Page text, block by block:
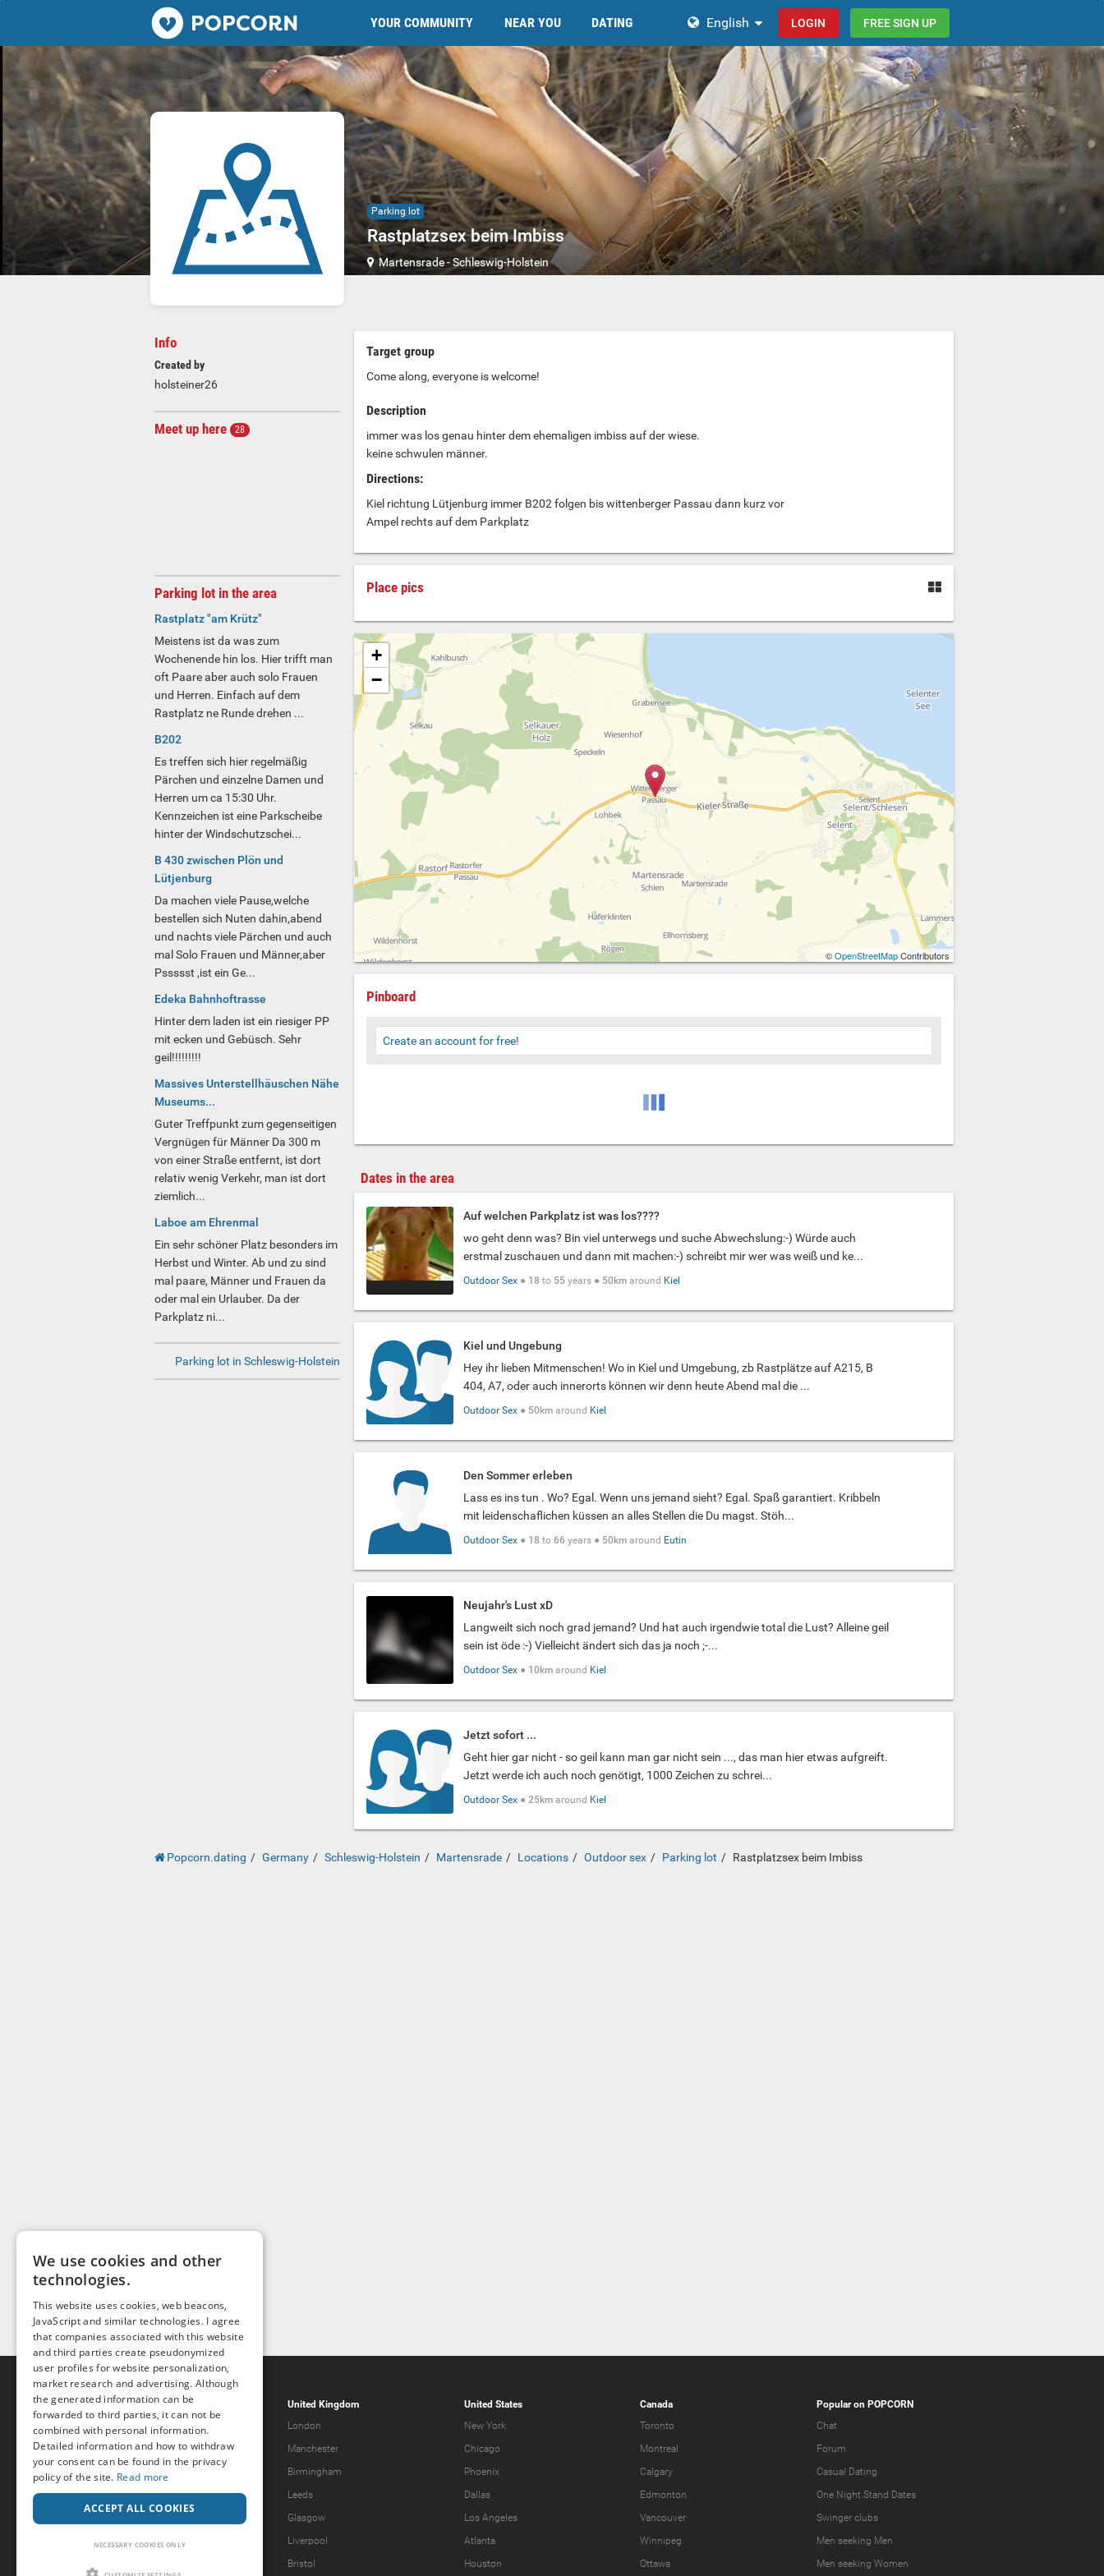
Popcorn.dating YOUR COMMUNITY NEAR YOU DATING English LOGIN FREE SIGN UP
Parking lot
Rastplatzsex beim Imbiss
Martensrade-Schleswig-Holstein
Info
Created by
holsteiner26
Meet up here 28
Target group
Come along, everyone is welcome!
Description
immer was los genau hinter dem ehemaligen imbiss auf der wiese.
keine schwulen männer.
Directions:
Kiel richtung Lütjenburg immer B202 folgen bis wittenberger Passau dann kurz vor
Ampel rechts auf dem Parkplatz
Place pics
+
−
©OpenStreetMapContributors
Pinboard
Create an account for free!
Dates in the area
Auf welchen Parkplatz ist was los????
wo geht denn was? Bin viel unterwegs und suche Abwechslung:-) Würde auch
erstmal zuschauen und dann mit machen:-) schreibt mir wer was weiß und ke...
Outdoor Sex ● 18 to 55 years ● 50km around Kiel
Kiel und Ungebung
Hey ihr lieben Mitmenschen! Wo in Kiel und Umgebung, zb Rastplätze auf A215, B
404, A7, oder auch innerorts können wir denn heute Abend mal die ...
Outdoor Sex ● 50km around Kiel
Den Sommer erleben
Lass es ins tun . Wo? Egal. Wenn uns jemand sieht? Egal. Spaß garantiert. Kribbeln
mit leidenschaflichen küssen an alles Stellen die Du magst. Stöh...
Outdoor Sex ● 18 to66 years ● 50km around Eutin
Neujahr's Lust xD
Langweilt sich noch grad jemand? Und hat auch irgendwie total die Lust? Alleine geil
sein ist öde :-) Vielleicht ändert sich das ja noch ;-...
Outdoor Sex ● 10km around Kiel
Jetzt sofort ...
Geht hier gar nicht - so geil kann man gar nicht sein ..., das man hier etwas aufgreift.
Jetzt werde ich auch noch genötigt, 1000 Zeichen zu schrei...
Outdoor Sex ●25km around Kiel
Parking lot in the area
Rastplatz "am Krütz"
Meistens ist da was zum
Wochenende hin los. Hier trifft man
oft Paare aber auch solo Frauen
und Herren. Einfach auf dem
Rastplatz ne Runde drehen ...
B202
Es treffen sich hier regelmäßig
Pärchen und einzelne Damen und
Herren um ca 15:30 Uhr.
Kennzeichen ist eine Parkscheibe
hinter der Windschutzschei...
B 430 zwischen Plön und
Lütjenburg
Da machen viele Pause,welche
bestellen sich Nuten dahin,abend
und nachts viele Pärchen und auch
mal Solo Frauen und Männer,aber
Pssssst ,ist ein Ge...
Edeka Bahnhoftrasse
Hinter dem laden ist ein riesiger PP
mit ecken und Gebüsch. Sehr
geil!!!!!!!!!
Massives Unterstellhäuschen Nähe
Museums...
Guter Treffpunkt zum gegenseitigen
Vergnügen für Männer Da 300 m
von einer Straße entfernt, ist dort
relativ wenig Verkehr, man ist dort
ziemlich...
Laboe am Ehrenmal
Ein sehr schöner Platz besonders im
Herbst und Winter. Ab und zu sind
mal paare, Männer und Frauen da
oder mal ein Urlauber. Da der
Parkplatz ni...
Parking lot in Schleswig-Holstein
Popcorn.dating Germany Schleswig-Holstein Martensrade Locations Outdoor sex Parking lot Rastplatzsex beim Imbiss
Popcorn.dating
Help & Support
Guidelines
Terms & Conditions
Legal Notice
Forgot password?
United Kingdom
London
Manchester
Birmingham
Leeds
Glasgow
Liverpool
Bristol
United States
New York
Chicago
Phoenix
Dallas
Los Angeles
Atlanta
Houston
Canada
Toronto
Montreal
Calgary
Edmonton
Vancouver
Winnipeg
Ottawa
Popular on POPCORN
Chat
Forum
Casual Dating
One Night Stand Dates
Swinger clubs
Men seeking Men
Men seeking Women
We use cookies and other
technologies.
This website uses cookies, web beacons,
JavaScript and similar technologies. I agree
that companies associated with this website
and third parties create pseudonymized
user profiles for website personalization,
market research and advertising. Although
the generated information can be
forwarded to third parties, it can not be
combined with personal information.
Detailed information and how to withdraw
your consent can be found in the privacy
policy of the site. Read more
ACCEPT ALL COOKIES
NECESSARY COOKIES ONLY